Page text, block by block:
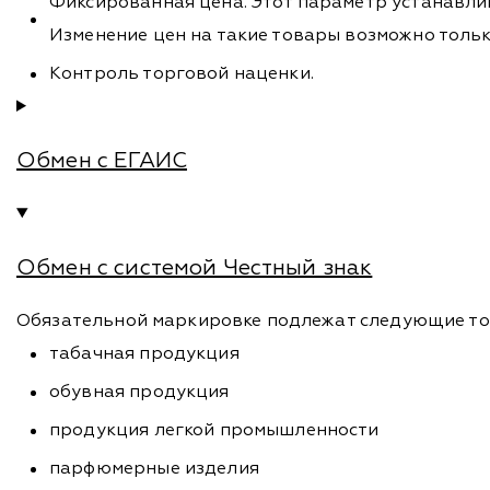
Изменение цен на такие товары возможно
Контроль торговой наценки.
Обмен с ЕГАИС
Обмен с системой Честный знак
Обязательной маркировке подлежат следующие
табачная продукция
обувная продукция
продукция легкой промышленности
парфюмерные изделия